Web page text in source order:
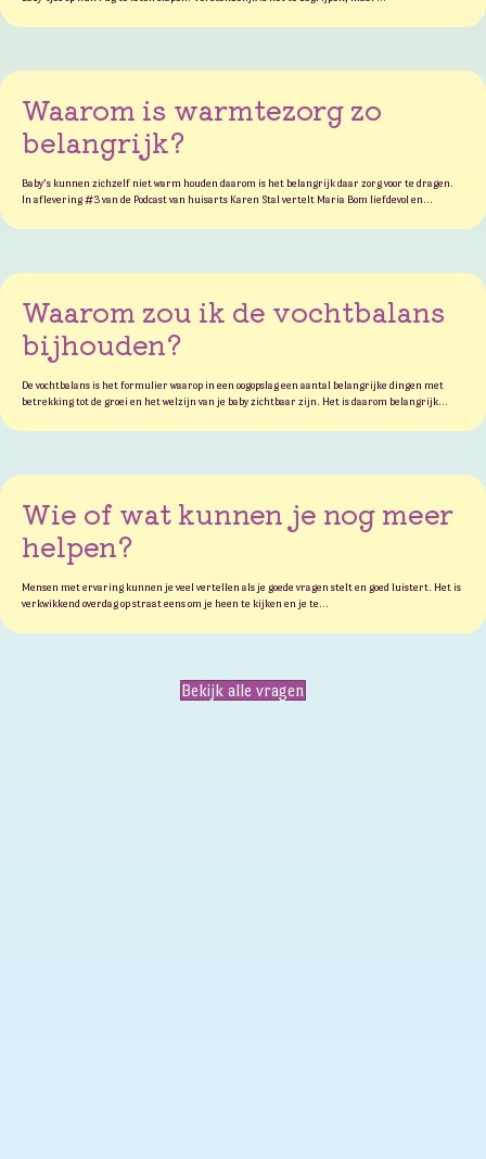
Waarom is warmtezorg zo
belangrijk?
Baby’s kunnen zichzelf niet warm houden daarom is het belangrijk daar zorg voor te dragen.
In aflevering #3 van de Podcast van huisarts Karen Stal vertelt Maria Bom liefdevol en…
Waarom zou ik de vochtbalans
bijhouden?
De vochtbalans is het formulier waarop in een oogopslag een aantal belangrijke dingen met
betrekking tot de groei en het welzijn van je baby zichtbaar zijn. Het is daarom belangrijk…
Wie of wat kunnen je nog meer
helpen?
Mensen met ervaring kunnen je veel vertellen als je goede vragen stelt en goed luistert. Het is
verkwikkend overdag op straat eens om je heen te kijken en je te…
Bekijk alle vragen